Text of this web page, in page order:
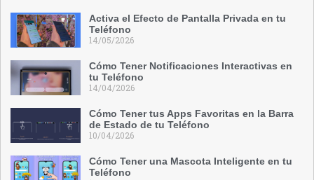
Activa el Efecto de Pantalla Privada en tu
Teléfono
14/05/2026
Cómo Tener Notificaciones Interactivas en
tu Teléfono
14/04/2026
Cómo Tener tus Apps Favoritas en la Barra
de Estado de tu Teléfono
10/04/2026
Cómo Tener una Mascota Inteligente en tu
Teléfono